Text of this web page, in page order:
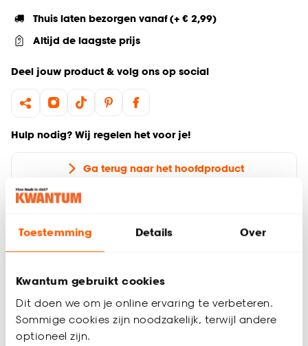
Toestemming Details Over
Kwantum gebruikt cookies
Dit doen we om je online ervaring te verbeteren.
Sommige cookies zijn noodzakelijk, terwijl andere
optioneel zijn.
Thuis laten bezorgen vanaf (+ € 2,99)
Altijd de laagste prijs
Deel jouw product & volg ons op social
Hulp nodig? Wij regelen het voor je!
Ga terug naar het hoofdproduct
Wil je zeker weten dat deze raamdecoratie bij de rest van
raamdecoratie jouw favoriet is. Zo ben je 100% zeker van de
juiste keuze. De kleurstalen worden binnen 2 à 3 werkdagen
thuisbezorgd en passen door de brievenbus. Afmeting staal
Lamel: 9 x 20 cm.